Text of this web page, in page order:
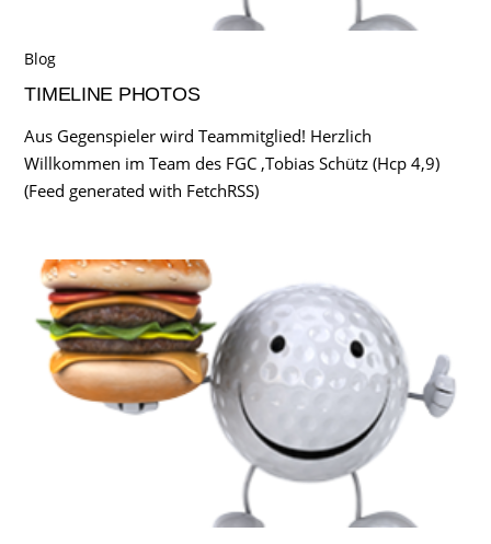
Blog
TIMELINE PHOTOS
Aus Gegenspieler wird Teammitglied! Herzlich
Willkommen im Team des FGC ,Tobias Schütz (Hcp 4,9)
(Feed generated with FetchRSS)